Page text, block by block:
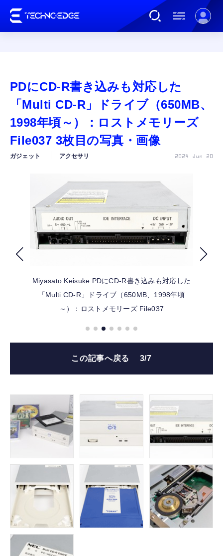
AI
ガジェット
カルチャー
公式ストア
PDにCD-R書き込みも対応した
「Multi CD-R」ドライブ（650MB、
1998年頃～）：ロストメモリーズ
File037 3枚目の写真・画像
ガジェット アクセサリ 2024 Jun 20
Miyasato Keisuke PDにCD-R書き込みも対応した
「Multi CD-R」ドライブ（650MB、1998年頃
～）：ロストメモリーズ File037
この記事へ戻る 3/7